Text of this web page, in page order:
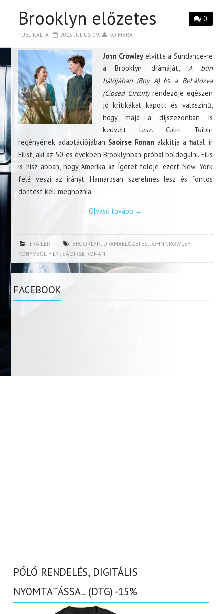
0
Brooklyn előzetes
PUBLIKÁLTA 2015. JÚLIUS 09. KOIMBRA
John Crowley elvitte a Sundance-re
a Brooklyn drámáját,A bűn
hálójában (Boy A)és a Behálózva
(Closed Circuit)rendezője egészen
jó kritikákat kapott és valószínű,
hogy majd a díjszezonban is
kedvelt lesz. Colm Toibin
regényének adaptációjában Saoirse Ronan alakítja a fiatal ír
Eilist, aki az 50-es években Brooklynban próbál boldogulni. Eilis
is hisz abban, hogy Amerika az Ígéret földje, ezért New York
felé veszi az irányt. Hamarosan szerelmes lesz és fontos
döntést kell meghoznia.
Olvasd tovább →
TRAILER BROOKLYN DRÁMAELŐZETES JOHN CROWLEY,
KÖNYVBŐL FILM SAOIRSE RONAN
FACEBOOK
PÓLÓ RENDELÉS, DIGITÁLIS
NYOMTATÁSSAL (DTG) -15%